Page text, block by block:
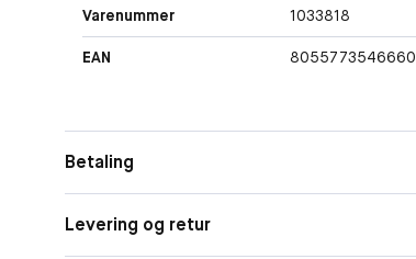
Varenummer 1033818
EAN 8055773546660
Betaling
Levering og retur